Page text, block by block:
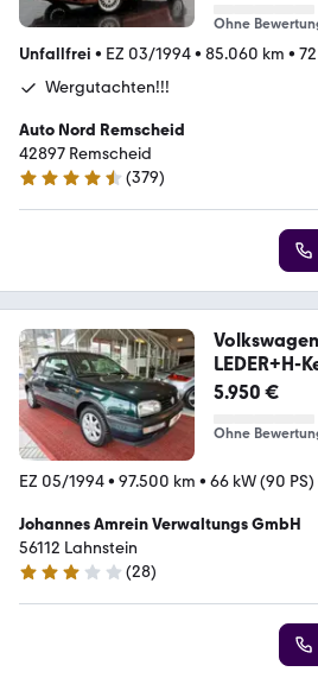
Ohne
Unfallfrei • EZ 03/1994• 85.060 km •
Wergutachten!!!
Auto Nord Remscheid
42897 Remscheid
4.5 Sterne
(379)
LEDER+H-
5.950 €
Ohne
EZ 05/1994• 97.500 km • 66 kW (90 PS)
Johannes Amrein Verwaltungs GmbH
56112 Lahnstein
3 Sterne
(28)